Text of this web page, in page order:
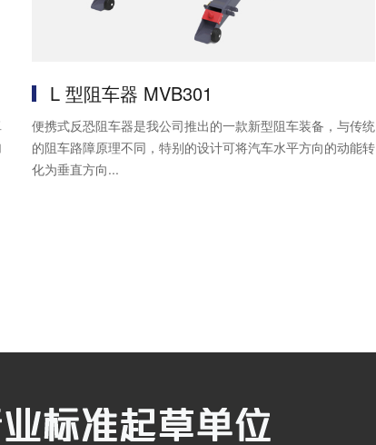
L 型阻车器 MVB301
便携式反恐阻车器是我公司推出的一款新型阻车装备，与传统
的阻车路障原理不同，特别的设计可将汽车水平方向的动能转
化为垂直方向...